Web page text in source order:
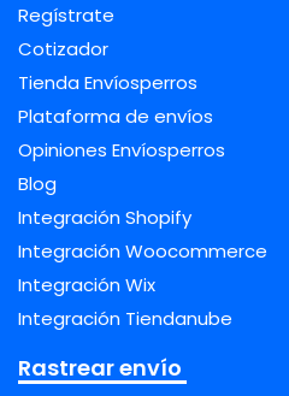
Regístrate
Cotizador
Tienda Envíosperros
Plataforma de envíos
Opiniones Envíosperros
Blog
Integración Shopify
Integración Woocommerce
Integración Wix
Integración Tiendanube
Rastrear envío